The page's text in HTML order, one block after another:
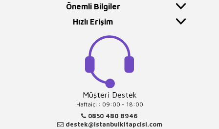
Önemli Bilgiler
Hızlı Erişim
Müşteri Destek
Haftaiçi : 09:00 - 18:00
0850 480 8946
destek@istanbulkitapcisi.com